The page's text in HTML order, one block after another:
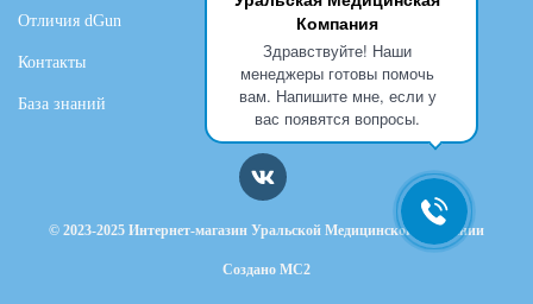
Компания
Здравствуйте! Наши
менеджеры готовы помочь
вам. Напишите мне, если у
вас появятся вопросы.
Отличия dGun
Контакты
База знаний
© 2023-2025 Интернет-магазин Уральской Медицинской Компании
Создано MC2